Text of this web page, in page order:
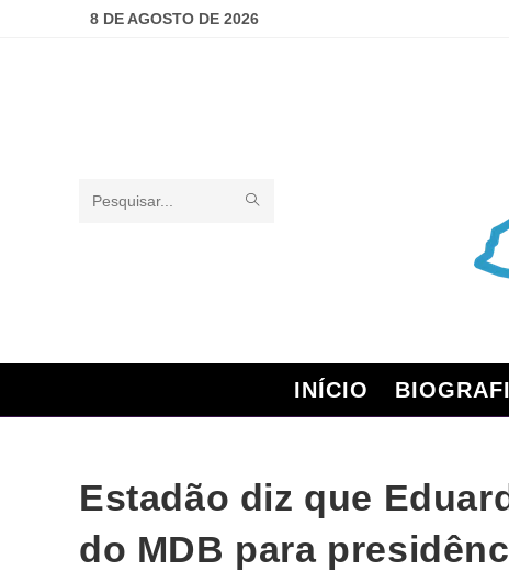
8 DE AGOSTO DE 2026
Pesquisar
INÍCIO
Estadão diz que
do MDB para